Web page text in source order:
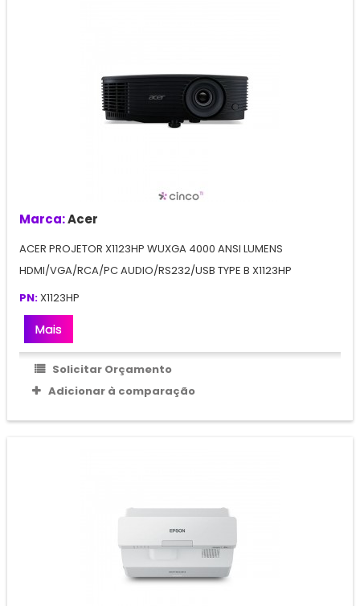
Marca:Acer
ACER PROJETOR X1123HP WUXGA 4000 ANSI LUMENS
HDMI/VGA/RCA/PC AUDIO/RS232/USB TYPE B X1123HP
PN:X1123HP
Mais
Solicitar Orçamento
Adicionar à comparação